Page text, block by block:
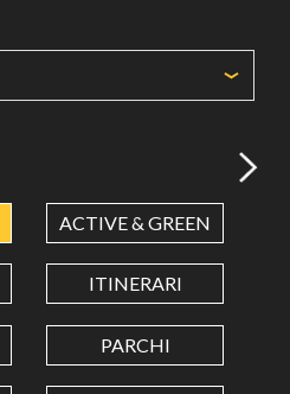
ACTIVE & GREEN
ITINERARI
PARCHI